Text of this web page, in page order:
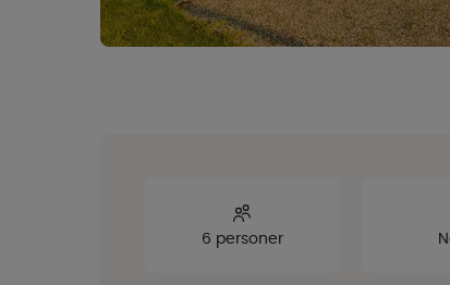
6 personer